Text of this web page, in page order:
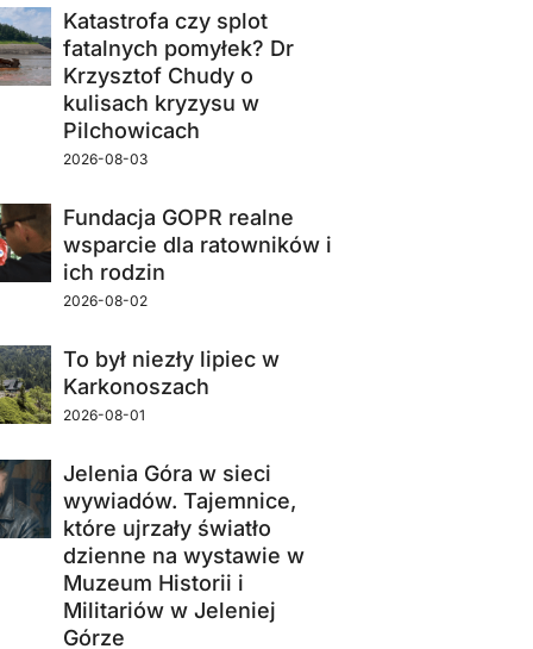
Katastrofa czy splot
fatalnych pomyłek? Dr
Krzysztof Chudy o
kulisach kryzysu w
Pilchowicach
2026-08-03
Fundacja GOPR realne
wsparcie dla ratowników i
ich rodzin
2026-08-02
To był niezły lipiec w
Karkonoszach
2026-08-01
Jelenia Góra w sieci
wywiadów. Tajemnice,
które ujrzały światło
dzienne na wystawie w
Muzeum Historii i
Militariów w Jeleniej
Górze